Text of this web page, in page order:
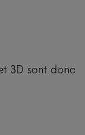
3D sont donc